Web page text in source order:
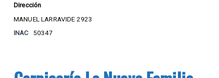
Dirección
MANUEL LARRAVIDE 2923
INAC
50347